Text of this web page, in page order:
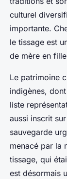
culturel
importante.
le tissage est
de mère en
Le patrimoine
indigènes,
liste
aussi inscrit
sauvegarde
menacé par la
tissage, qui
est désormais